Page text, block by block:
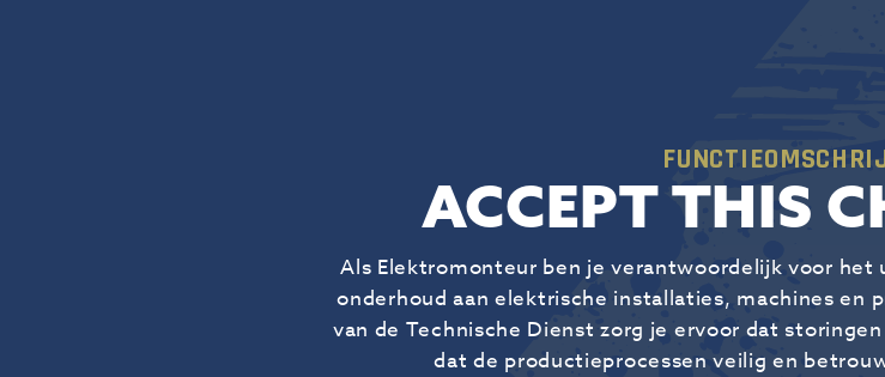
ACCEPT THIS
Als Elektromonteur ben je verantwoordelijk voor
onderhoud aan elektrische installaties, machines en
van de Technische Dienst zorg je ervoor dat
dat de productieprocessen veilig en